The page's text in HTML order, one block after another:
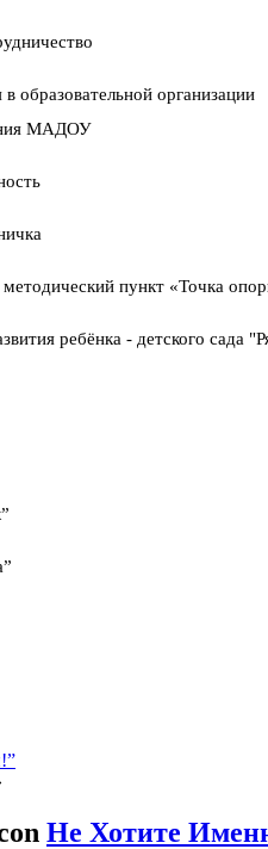
образовательной организации
МАДОУ
пункт «Точка
ребёнка - детского сада
Не Хотите